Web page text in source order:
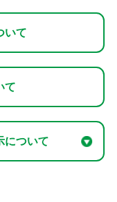
いて
て
について